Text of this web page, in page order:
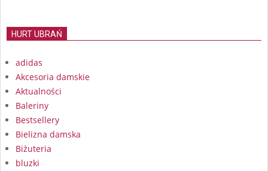
HURT UBRAŃ
adidas
Akcesoria damskie
Aktualności
Baleriny
Bestsellery
Bielizna damska
Biżuteria
bluzki